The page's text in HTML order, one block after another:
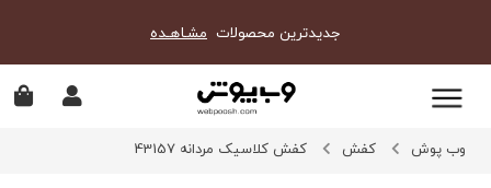
جدیدترین محصولات مشـاهـده
وب پوش کفش کفش کلاسیک مردانه 43157